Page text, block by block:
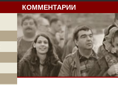
КОММЕНТАРИИ